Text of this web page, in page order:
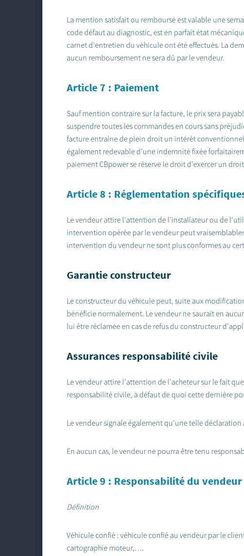
La mention satisfait ou remboursé est valable une
code défaut au diagnostic, est en parfait état
carnet d’entretien du véhicule ont été effectués. La
aucun remboursement ne sera dû par le vendeur.
Article 7 : Paiement
Sauf mention contraire sur la facture, le prix sera
suspendre toutes les commandes en cours sans
facture entraîne de plein droit un intérêt conventionnel
également redevable d’une indemnité fixée
paiement CBpower se réserve le droit d’exercer un
Article 8 : Réglementation
Le vendeur attire l’attention de l’installateur ou de
intervention opérée par le vendeur peut
intervention du vendeur ne sont plus conformes au
Garantie constructeur
Le constructeur du véhicule peut, suite aux
bénéficie normalement. Le vendeur ne saurait en
lui être réclamée en cas de refus du constructeur
Assurances responsabilité civile
Le vendeur attire l’attention de l’acheteur sur le fait
responsabilité civile, à défaut de quoi cette dernière
Le vendeur signale également qu’une telle
En aucun cas, le vendeur ne pourra être tenu
Article 9 : Responsabilité du vendeur
Définition
Véhicule confié : véhicule confié au vendeur par le
cartographie moteur,….